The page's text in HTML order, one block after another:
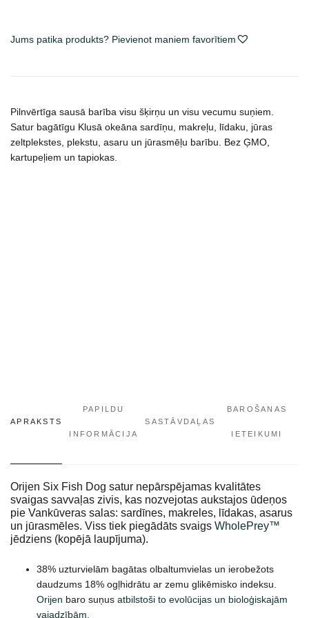
maistas
Jums patika produkts? Pievienot maniem favorītiem
Pilnvērtīga sausā barība visu šķirņu un visu vecumu suņiem.
Satur bagātīgu Klusā okeāna sardīņu, makreļu, līdaku, jūras
zeltplekstes, plekstu, asaru un jūrasmēļu barību. Bez ĢMO,
kartupeļiem un tapiokas.
APRAKSTS
PAPILDU
INFORMĀCIJA
SASTĀVDAĻAS
BAROŠANAS
IETEIKUMI
Orijen Six Fish Dog satur nepārspējamas kvalitātes
svaigas savvaļas zivis, kas nozvejotas aukstajos ūdeņos
pie Vankūveras salas: sardīnes, makreles, līdakas, asarus
un jūrasmēles. Viss tiek piegādāts svaigs WholePrey™
jēdziens (kopējā laupījuma).
38% uzturvielām bagātas olbaltumvielas un ierobežots
daudzums 18% ogļhidrātu ar zemu glikēmisko indeksu.
Orijen baro suņusatbilstoši to evolūcijas un bioloģiskajām
vajadzībām.